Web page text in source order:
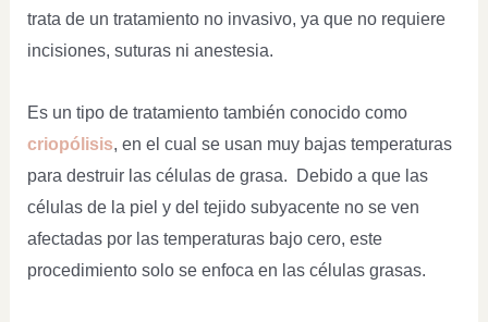
trata de un tratamiento no invasivo, ya que no requiere
incisiones, suturas ni anestesia.
Es un tipo de tratamiento también conocido como
criopólisis, en el cual se usan muy bajas temperaturas
para destruir las células de grasa. Debido a que las
células de la piel y del tejido subyacente no se ven
afectadas por las temperaturas bajo cero, este
procedimiento solo se enfoca en las células grasas.